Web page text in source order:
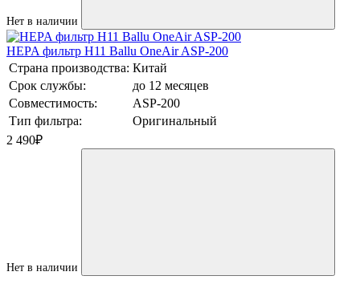
Нет в наличии
HEPA фильтр H11 Ballu OneAir ASP-200
Страна производства: Китай
Срок службы:
до 12 месяцев
Совместимость:
ASP-200
Тип фильтра:
Оригинальный
2 490₽
Нет в наличии